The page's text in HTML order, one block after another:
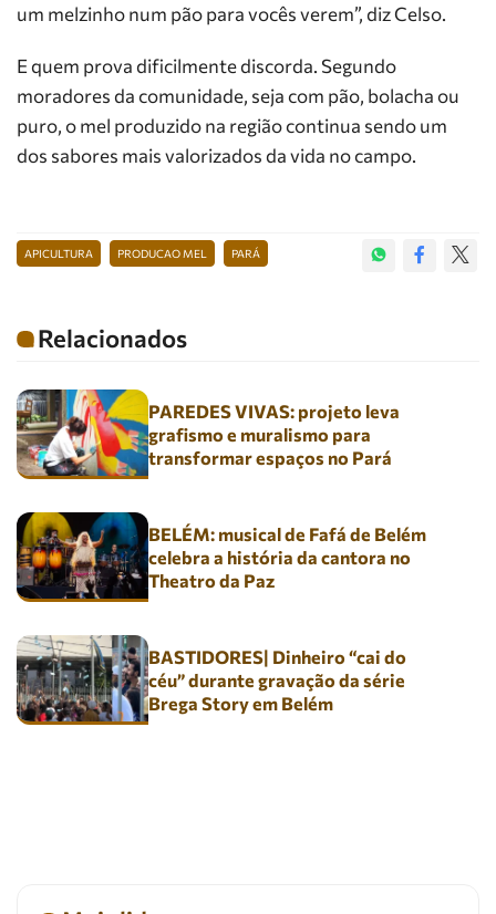
um melzinho num pão para vocês verem”, diz Celso.
E quem prova dificilmente discorda. Segundo
moradores da comunidade, seja com pão, bolacha ou
puro, o mel produzido na região continua sendo um
dos sabores mais valorizados da vida no campo.
APICULTURA PRODUCAO MEL PARÁ
Relacionados
PAREDES VIVAS: projeto leva
grafismo e muralismo para
transformar espaços no Pará
BELÉM: musical de Fafá de Belém
celebra a história da cantora no
Theatro da Paz
BASTIDORES| Dinheiro “cai do
céu” durante gravação da série
Brega Story em Belém